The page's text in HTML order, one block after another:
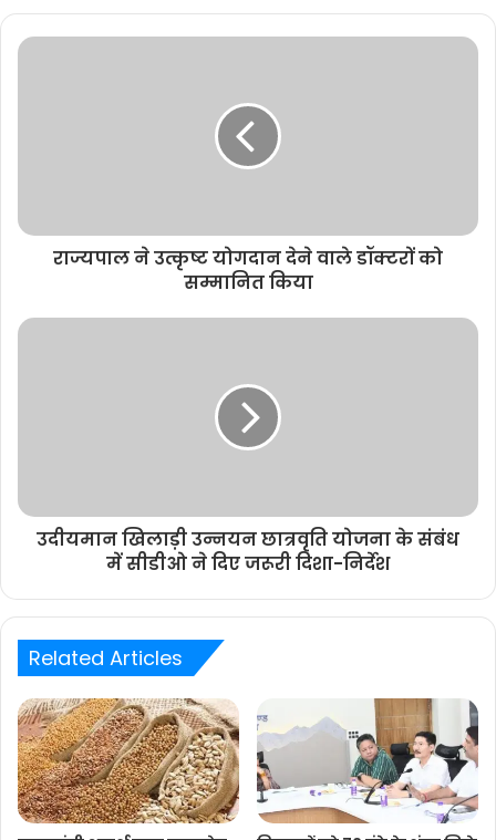
राज्यपाल ने उत्कृष्ट योगदान देने वाले डॉक्टरों को
सम्मानित किया
उदीयमान खिलाड़ी उन्नयन छात्रवृति योजना के संबंध
में सीडीओ ने दिए जरूरी दिशा-निर्देश
Related Articles